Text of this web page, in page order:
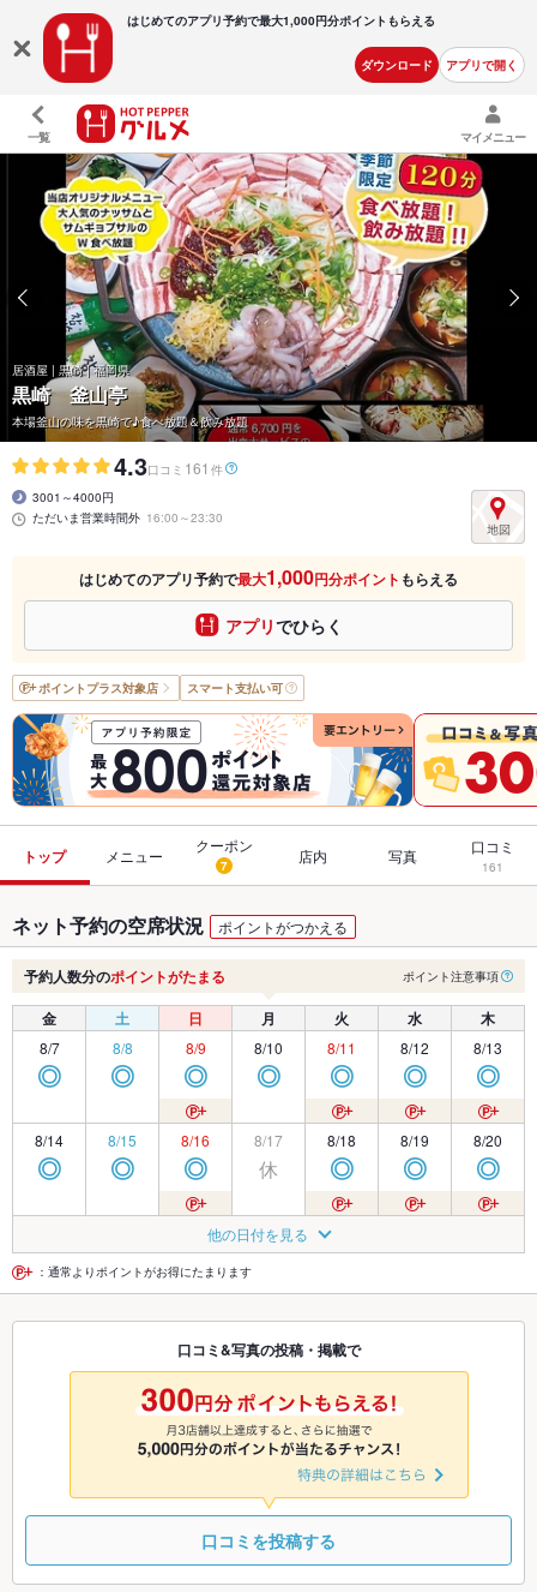
はじめてのアプリ予約で最大1,000円分ポイントもらえる
ダウンロード アプリで開く
一覧 マイメニュー
居酒屋 | 黒崎 | 福岡県
黒崎 釜山亭
本場釜山の味を黒崎で♪食べ放題＆飲み放題
4.3口コミ 161 件
3001～4000円
ただいま営業時間外 16:00～23:30
はじめてのアプリ予約で最大1,000円分ポイント もらえる
アプリでひらく
ポイントプラス対象店 スマート支払い可
トップ メニュー
クーポン
7 店内 写真 口コミ
161
ネット予約の空席状況 ポイントがつかえる
予約人数分のポイントがたまる ポイント注意事項
金 土 日 月 火 水 木
8/7
◎
8/8
◎
8/9
◎
8/10
◎
8/11
◎
8/12
◎
8/13
◎
8/14
◎
8/15
◎
8/16
◎
8/17
休
8/18
◎
8/19
◎
8/20
◎
◎ ◎
8/23
◎
8/24
休
8/25
◎ ◎ ◎
8/28 8/29 8/30
◎
8/31
休
9/1
休
9/2 9/3
9/6
休
9/7
休
9/8
休
他の日付を見る
：通常よりポイントがお得にたまります
口コミ&写真の投稿・掲載で
口コミを投稿する